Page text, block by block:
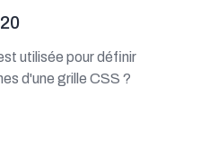
utilisée pour définir
d'une grille CSS ?